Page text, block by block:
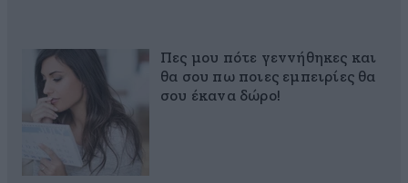
Πες μου πότε γεννήθηκες και
θα σου πω ποιες εμπειρίες θα
σου έκανα δώρο!